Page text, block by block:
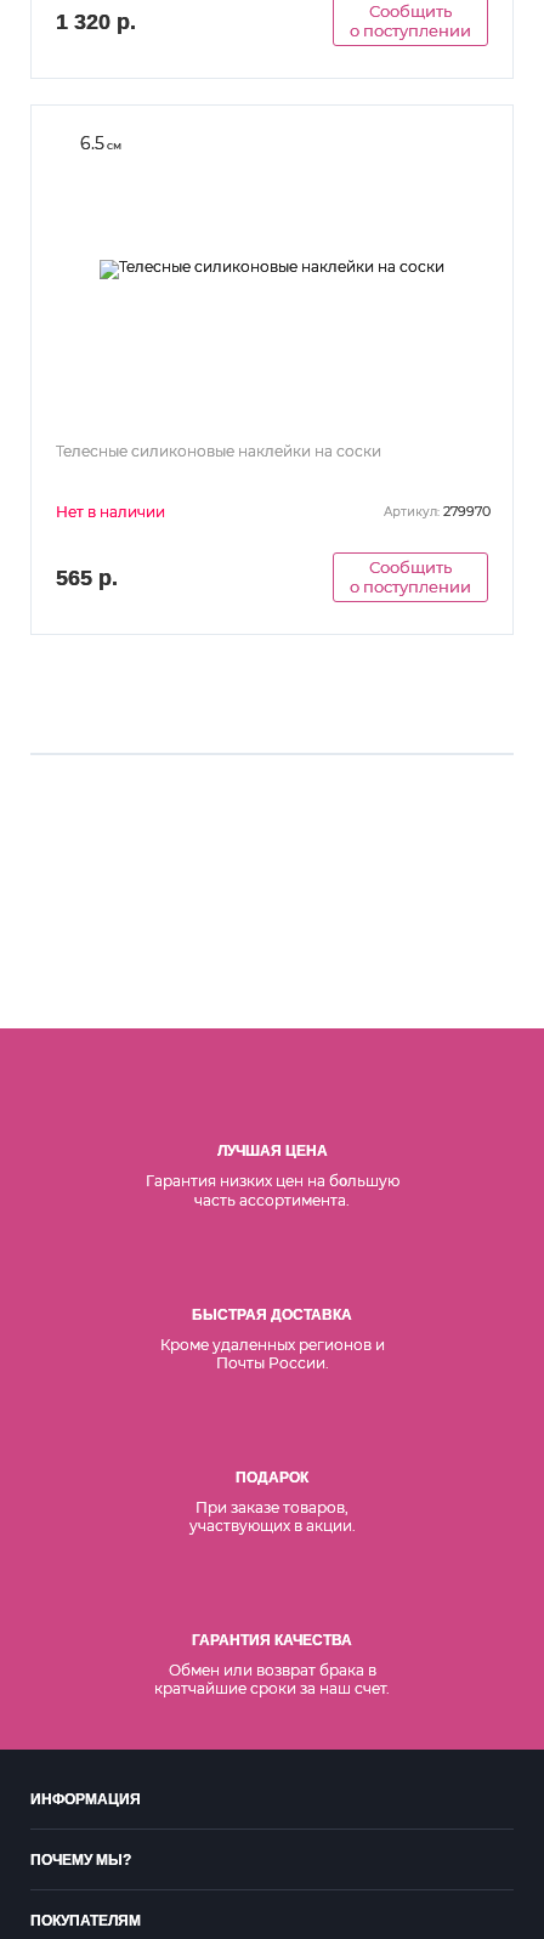
1 320 р.
Сообщить
о поступлении
6.5см
Телесные силиконовые наклейки на соски
Нет в наличии Артикул: 279970
565 р.
Сообщить
о поступлении
ЛУЧШАЯ ЦЕНА
Гарантия низких цен на большую
часть ассортимента.
БЫСТРАЯ ДОСТАВКА
Кроме удаленных регионов и
Почты России.
ПОДАРОК
При заказе товаров,
участвующих в акции.
ГАРАНТИЯ КАЧЕСТВА
Обмен или возврат брака в
кратчайшие сроки за наш счет.
ИНФОРМАЦИЯ
ПОЧЕМУ МЫ?
ПОКУПАТЕЛЯМ